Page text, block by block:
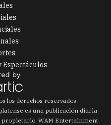
Espectáculos
los derechos reservados:
es una publicación diaria
WAM Entertainment